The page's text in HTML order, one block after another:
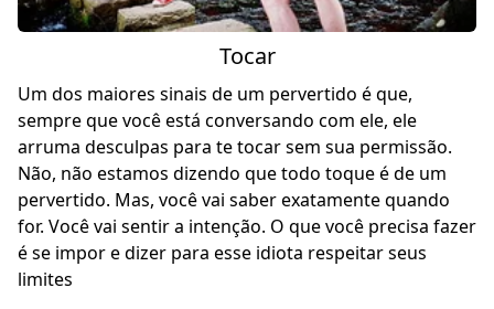
Tocar
Um dos maiores sinais de um pervertido é que,
sempre que você está conversando com ele, ele
arruma desculpas para te tocar sem sua permissão.
Não, não estamos dizendo que todo toque é de um
pervertido. Mas, você vai saber exatamente quando
for. Você vai sentir a intenção. O que você precisa fazer
é se impor e dizer para esse idiota respeitar seus
limites